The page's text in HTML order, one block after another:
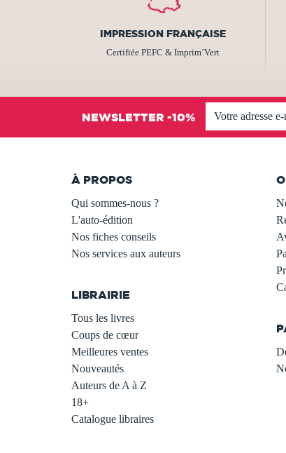
IMPRESSION FRANÇAISE
Certifiée PEFC & Imprim’Vert
NEWSLETTER -10%
À PROPOS
Qui sommes-nous ?
L'auto-édition
Nos fiches conseils
Nos services aux auteurs
LIBRAIRIE
Tous les livres
Coups de cœur
Meilleures ventes
Nouveautés
Auteurs de A à Z
18+
Catalogue libraires